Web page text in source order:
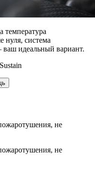
температура
система
идеальный вариант.
не
не